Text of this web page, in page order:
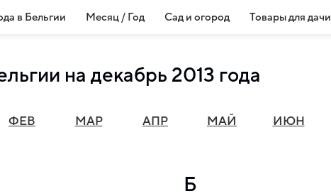
в Бельгии Месяц / Год Сад и огород Товары для дачи
на декабрь 2013 года
ФЕВ МАР АПР МАЙ ИЮН
Б